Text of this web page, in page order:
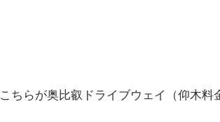
こちらが奥比叡ドライブウェイ（仰木料